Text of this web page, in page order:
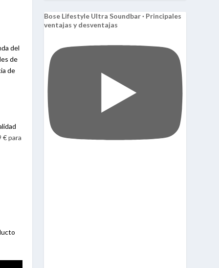
del
de
de
€ para
Bose Lifestyle Ultra Soundbar · Principales
ventajas y desventajas